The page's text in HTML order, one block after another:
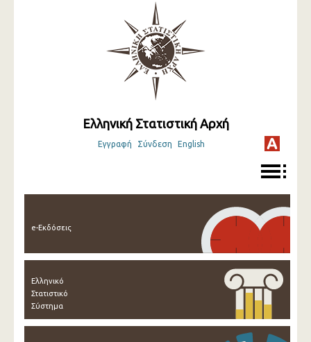
Ελληνική Στατιστική Αρχή
Εγγραφή Σύνδεση English
e-Εκδόσεις
Ελληνικό
Στατιστικό
Σύστημα